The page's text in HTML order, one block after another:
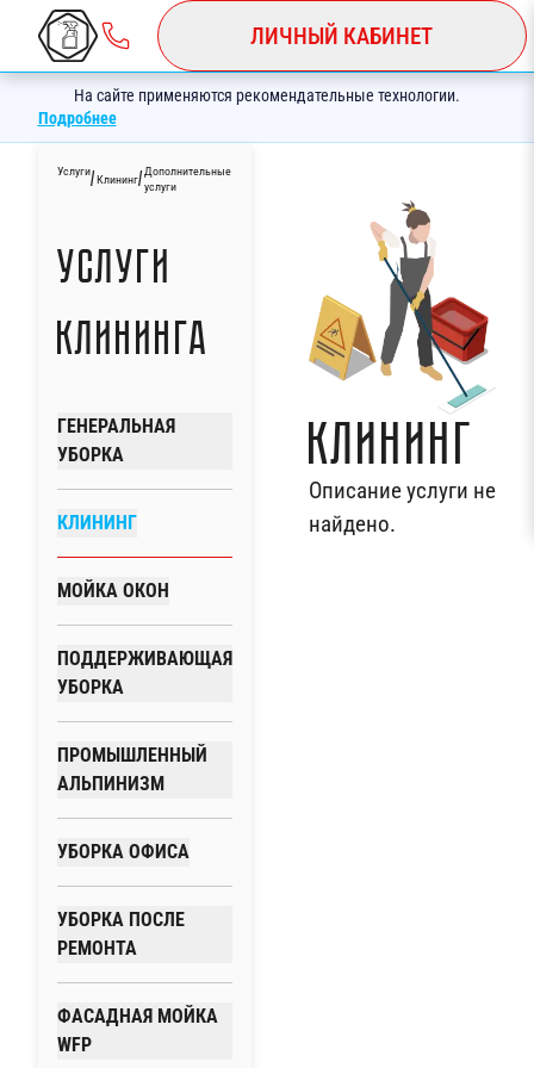
ЛИЧНЫЙ КАБИНЕТ
На сайте применяются рекомендательные технологии.
Подробнее
Услуги/Клининг/Дополнительные
услуги
Услуги
клининга
ГЕНЕРАЛЬНАЯ
УБОРКА
КЛИНИНГ
МОЙКА ОКОН
ПОДДЕРЖИВАЮЩАЯ
УБОРКА
ПРОМЫШЛЕННЫЙ
АЛЬПИНИЗМ
УБОРКА ОФИСА
УБОРКА ПОСЛЕ
РЕМОНТА
ФАСАДНАЯ МОЙКА
WFP
Клининг
Описание услуги не
найдено.